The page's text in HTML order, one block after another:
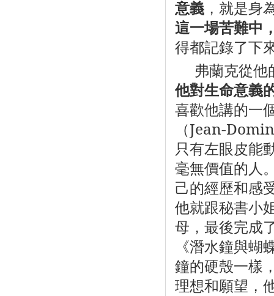
意義 ，就是身
這一場苦難中
得都記錄了下
弗蘭克從他
他對生命意義
喜歡他講的一
（Jean-
只有左眼皮能
毫無價值的人
己的經歷和感
他就跟秘書小
母，最後完成
《潛水鐘與
鐘的硬殼一樣
理想和願望，